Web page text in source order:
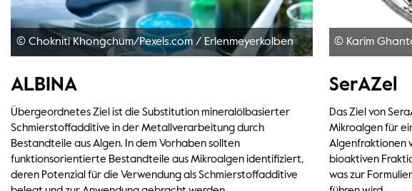
© Chokniti Khongchum/Pexels.com /Erlenmeyerkolben
ALBINA
Übergeordnetes Ziel ist die Substitution mineralölbasierter
Schmierstoffadditive in der Metallverarbeitung durch
Bestandteile aus Algen. In dem Vorhaben sollten
funktionsorientierte Bestandteile aus Mikroalgen identifiziert,
deren Potenzial für die Verwendung als Schmierstoffadditive
© Karim
SerAZel
Das Ziel von
Mikroalgen für
Algenfraktionen
bioaktiven
was zur